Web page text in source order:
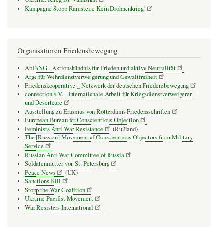
Kampagne Stopp Ramstein: Kein Drohnenkrieg!
Organisationen Friedensbewegung
AbFaNG - Aktionsbündnis für Frieden und aktive Neutralität
Arge für Wehrdienstverweigerung und Gewaltfreiheit
Friedenskooperative _ Netzwerk der deutschen Friedensbewegung
connection e.V. - Inter­na­tio­nale Arbeit für Kriegs­dienst­ver­wei­gerer
und Deser­teure
Ausstellung zu Erasmus von Rotterdams Friedensschriften
European Bureau for Conscientious Objection
Feminists Anti-War Resistance
(Rußland)
The [Russian] Movement of Conscientious Objectors from Military
Service
Russian Anti War Committee of Russia
Soldatenmütter von St. Petersburg
Peace News
(UK)
Sanctions Kill
Stopp the War Coalition
Ukraine Pacifist Movement
War Resisters International